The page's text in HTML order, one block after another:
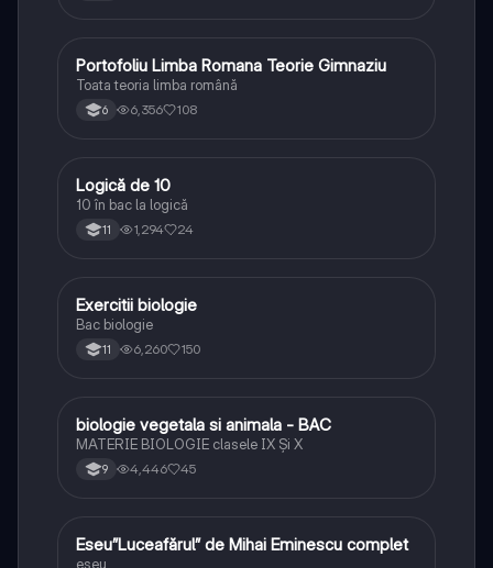
Limba și literatura română
Portofoliu Limba Romana Teorie Gimnaziu
Toata teoria limba română
6 6,356 108
Logică
Logică de 10
10 în bac la logică
11 1,294 24
Biologie
Exercitii biologie
Bac biologie
11 6,260 150
Biologie
biologie vegetala si animala - BAC
MATERIE BIOLOGIE clasele IX Şi X
9 4,446 45
Limba și literatura română
Eseu”Luceafărul” de Mihai Eminescu complet
eseu